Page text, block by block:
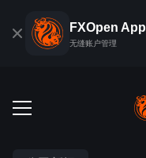
FXOpen App
无缝账户管理